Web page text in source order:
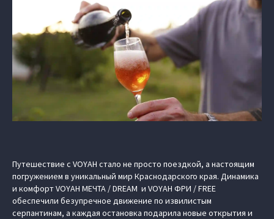
Путешествие с VOYAH стало не просто поездкой, а настоящим
погружением в уникальный мир Краснодарского края. Динамика
и комфорт VOYAH МЕЧТА / DREAM и VOYAH ФРИ / FREE
обеспечили безупречное движение по извилистым
серпантинам, а каждая остановка подарила новые открытия и